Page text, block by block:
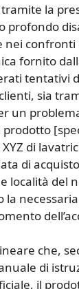
la
profondo
nei confronti
fornito
tentativi
sia
un
prodotto
di
di
località del
la
che,
di
il